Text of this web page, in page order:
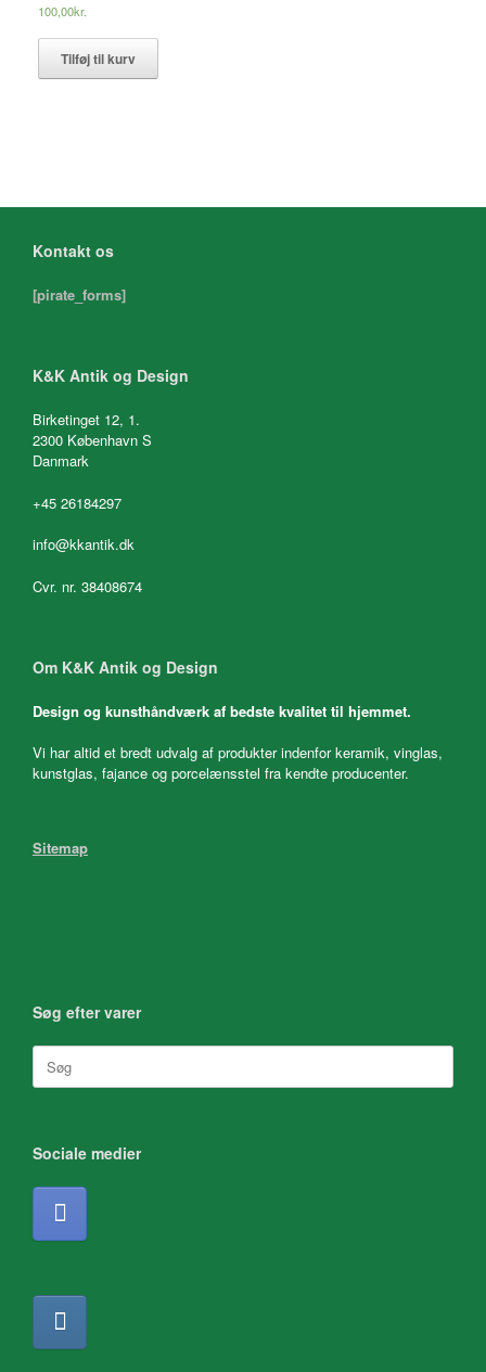
100,00kr.
Tilføj til kurv
Kontakt os
[pirate_forms]
K&K Antik og Design
Birketinget 12, 1.
2300 København S
Danmark
+45 26184297
info@kkantik.dk
Cvr. nr. 38408674
Om K&K Antik og Design
Design og kunsthåndværk af bedste kvalitet til hjemmet.
Vi har altid et bredt udvalg af produkter indenfor keramik, vinglas,
kunstglas, fajance og porcelænsstel fra kendte producenter.
Sitemap
Søg efter varer
efter:
Sociale medier